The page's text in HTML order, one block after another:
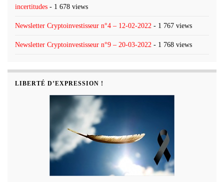
incertitudes - 1 678 views
Newsletter Cryptoinvestisseur n°4 – 12-02-2022 - 1 767 views
Newsletter Cryptoinvestisseur n°9 – 20-03-2022 - 1 768 views
LIBERTÉ D’EXPRESSION !